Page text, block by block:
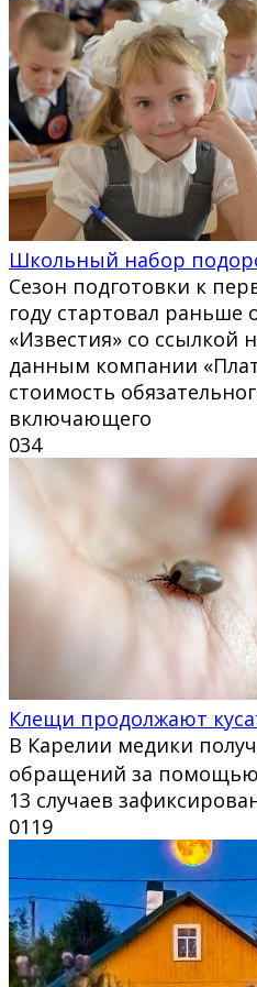
Школьный набор
Сезон подготовки к
году стартовал
«Известия» со ссылкой
данным компании
стоимость
включающего
034
Клещи продолжают
В Карелии медики
обращений за помощью
13 случаев
0119